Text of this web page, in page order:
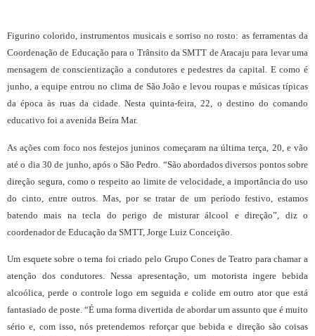
Figurino colorido, instrumentos musicais e sorriso no rosto: as ferramentas da
Coordenação de Educação para o Trânsito da SMTT de Aracaju para levar uma
mensagem de conscientização a condutores e pedestres da capital. E como é
junho, a equipe entrou no clima de São João e levou roupas e músicas típicas
da época às ruas da cidade. Nesta quinta-feira, 22, o destino do comando
educativo foi a avenida Beira Mar.
As ações com foco nos festejos juninos começaram na última terça, 20, e vão
até o dia 30 de junho, após o São Pedro. “São abordados diversos pontos sobre
direção segura, como o respeito ao limite de velocidade, a importância do uso
do cinto, entre outros. Mas, por se tratar de um período festivo, estamos
batendo mais na tecla do perigo de misturar álcool e direção”, diz o
coordenador de Educação da SMTT, Jorge Luiz Conceição.
Um esquete sobre o tema foi criado pelo Grupo Cones de Teatro para chamar a
atenção dos condutores. Nessa apresentação, um motorista ingere bebida
alcoólica, perde o controle logo em seguida e colide em outro ator que está
fantasiado de poste. “É uma forma divertida de abordar um assunto que é muito
sério e, com isso, nós pretendemos reforçar que bebida e direção são coisas